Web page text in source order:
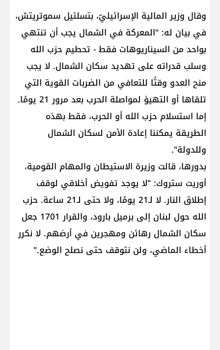
وقال وزير المالية الإسرائيليّ، بتسلئيل سموتريتش،
في بيان له: "المعركة في الشمال يجب أن تنتهي
بواحد من السيناريوهات فقط - تحطيم حزب الله
وسلب قدراته على تهديد سكان الشمال. لا يجب
منح العدو وقتًا للتعافي من الضربات القوية التي
تلقاها أو التهيؤ لمواصلة الحرب بعد مرور 21 يومًا.
إما استسلام حزب الله أو الحرب، فقط بهذه
الطريقة يمكننا إعادة الأمن لسكان الشمال
وللدولة".
بدورها، قالت وزيرة الاستيطان والمهام القومية،
أوريت ستروك: "لا يوجد تفويض أخلاقي لوقف
إطلاق النار. لا لـ21 يومًا، ولا حتى لـ21 ساعة. حزب
الله حول لبنان إلى برميل بارود، والقرار 1701 جعل
سكان الشمال رهائن ومهجرين في أرضهم. لا نكرر
أخطاء الماضي، ولن نتوقف حتى نصلح الوضع."